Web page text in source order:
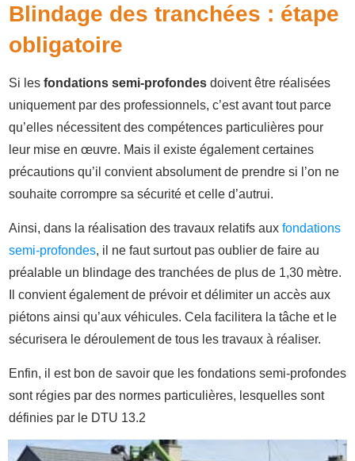
Blindage des tranchées : étape
obligatoire
Si les fondations semi-profondes doivent être réalisées
uniquement par des professionnels, c’est avant tout parce
qu’elles nécessitent des compétences particulières pour
leur mise en œuvre. Mais il existe également certaines
précautions qu’il convient absolument de prendre si l’on ne
souhaite corrompre sa sécurité et celle d’autrui.
Ainsi, dans la réalisation des travaux relatifs aux fondations
semi-profondes, il ne faut surtout pas oublier de faire au
préalable un blindage des tranchées de plus de 1,30 mètre.
Il convient également de prévoir et délimiter un accès aux
piétons ainsi qu’aux véhicules. Cela facilitera la tâche et le
sécurisera le déroulement de tous les travaux à réaliser.
Enfin, il est bon de savoir que les fondations semi-profondes
sont régies par des normes particulières, lesquelles sont
définies par le DTU 13.2